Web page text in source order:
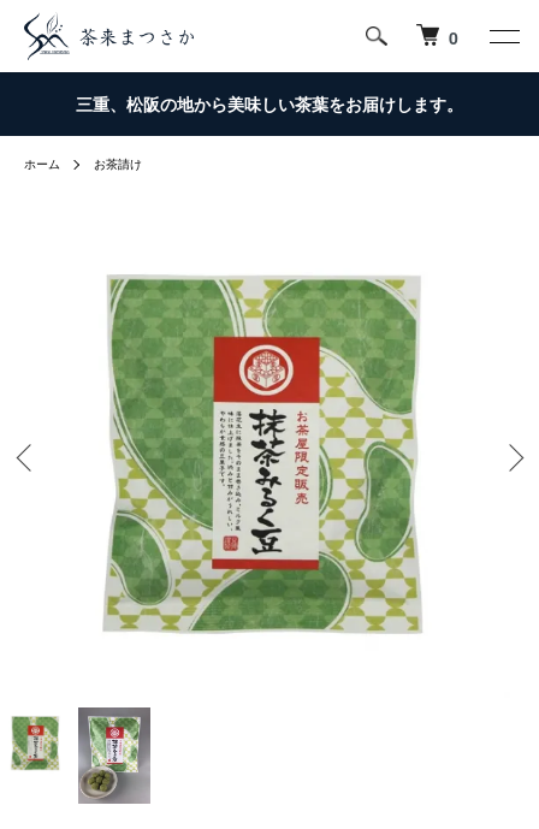
0
三重、松阪の地から美味しい茶葉をお届けします。
ホーム お茶請け